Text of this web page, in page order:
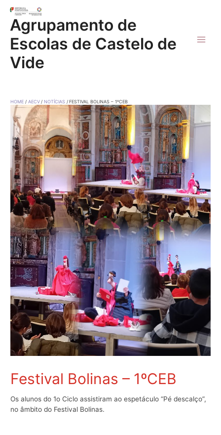
content
Agrupamento de
Escolas de Castelo de
Vide
HOME AECV NOTÍCIAS FESTIVAL BOLINAS – 1ºCEB
Festival Bolinas – 1ºCEB
Os alunos do 1o Ciclo assistiram ao espetáculo “Pé descalço”,
no âmbito do Festival Bolinas.